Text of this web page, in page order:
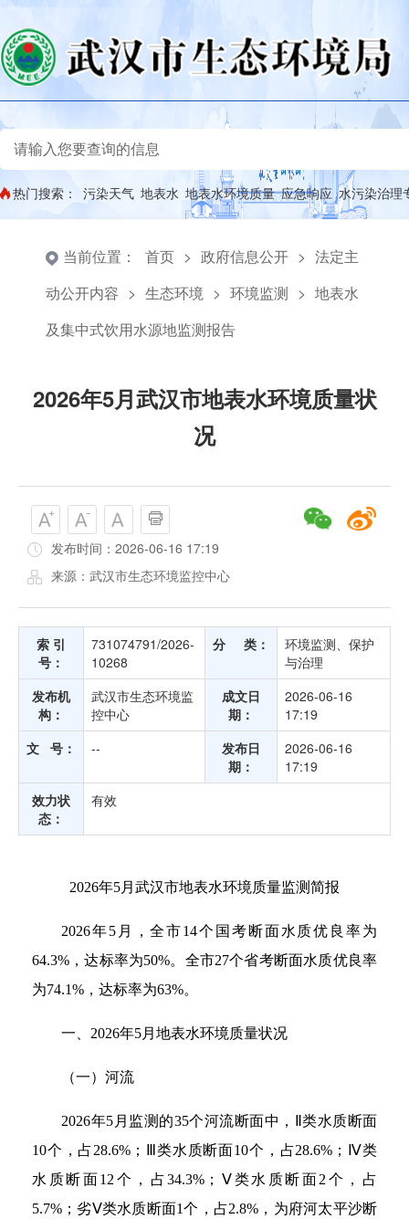
热门搜索： 污染天气 地表水 地表水环境质量 应急响应 水污染治理
当前位置： 首页 > 政府信息公开 > 法定主
动公开内容 > 生态环境 > 环境监测 > 地表水
及集中式饮用水源地监测报告
2026年5月武汉市地表水环境质量状
况
发布时间：2026-06-16 17:19
来源：武汉市生态环境监控中心
索 引
号：
731074791/2026-
10268
分 类：
环境监测、保护
与治理
发布机
构：
武汉市生态环境监
控中心
成文日
期：
2026-06-16
17:19
文 号：
--
发布日
期：
2026-06-16
17:19
效力状
态：
有效
2026年5月武汉市地表水环境质量监测简报
2026年5月，全市14个国考断面水质优良率为
64.3%，达标率为50%。全市27个省考断面水质优良率
为74.1%，达标率为63%。
一、2026年5月地表水环境质量状况
（一）河流
2026年5月监测的35个河流断面中，Ⅱ类水质断面
10个，占28.6%；Ⅲ类水质断面10个，占28.6%；Ⅳ类
水质断面12个，占34.3%；Ⅴ类水质断面2个，占
5.7%；劣Ⅴ类水质断面1个，占2.8%，为府河太平沙断